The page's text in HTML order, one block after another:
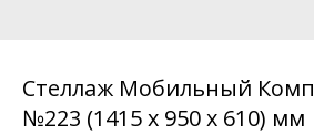
Стеллаж Мобильный
№223 (1415 х 950 х 610) мм